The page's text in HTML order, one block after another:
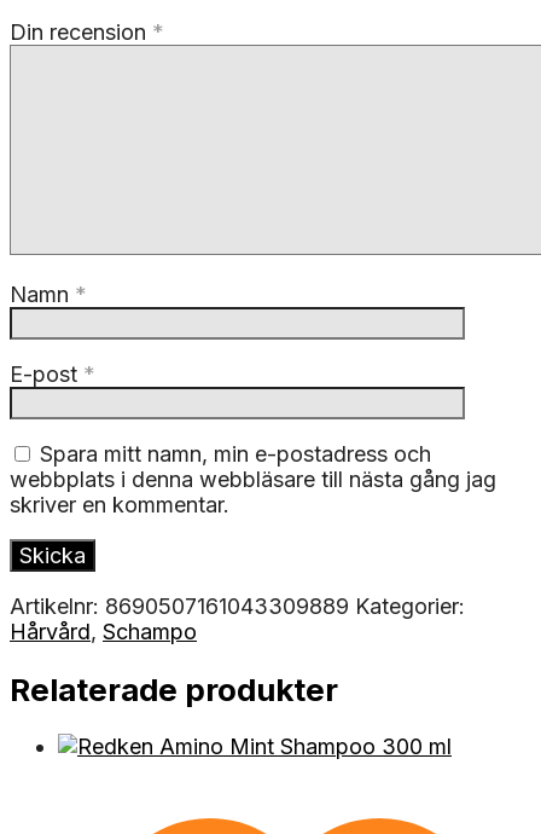
Din recension *
Namn *
E-post *
Spara mitt namn, min e-postadress och
webbplats i denna webbläsare till nästa gång jag
skriver en kommentar.
Artikelnr: 8690507161043309889 Kategorier:
Hårvård, Schampo
Relaterade produkter